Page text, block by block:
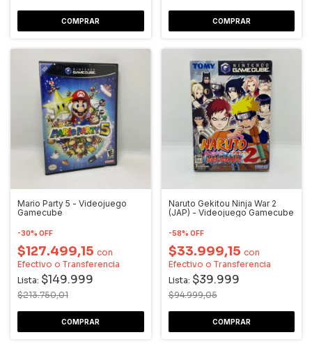
Mario Party 5 - Videojuego
Gamecube
-30% OFF
$127.499,15 con
Efectivo o Transferencia
Lista: $149.999
$213.750,01
Naruto Gekitou Ninja War 2
(JAP) - Videojuego Gamecube
-58% OFF
$33.999,15 con
Efectivo o Transferencia
Lista: $39.999
$94.999,05